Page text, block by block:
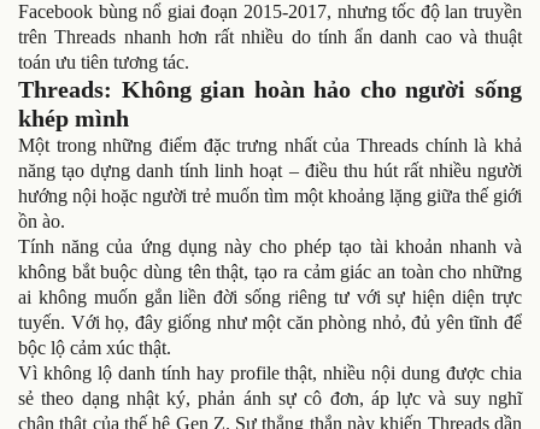
Facebook bùng nổ giai đoạn 2015-2017, nhưng tốc độ lan truyền
trên Threads nhanh hơn rất nhiều do tính ẩn danh cao và thuật
toán ưu tiên tương tác.
Threads: Không gian hoàn hảo cho người sống
khép mình
Một trong những điểm đặc trưng nhất của Threads chính là khả
năng tạo dựng danh tính linh hoạt – điều thu hút rất nhiều người
hướng nội hoặc người trẻ muốn tìm một khoảng lặng giữa thế giới
ồn ào.
Tính năng của ứng dụng này cho phép tạo tài khoản nhanh và
không bắt buộc dùng tên thật, tạo ra cảm giác an toàn cho những
ai không muốn gắn liền đời sống riêng tư với sự hiện diện trực
tuyến. Với họ, đây giống như một căn phòng nhỏ, đủ yên tĩnh để
bộc lộ cảm xúc thật.
Vì không lộ danh tính hay profile thật, nhiều nội dung được chia
sẻ theo dạng nhật ký, phản ánh sự cô đơn, áp lực và suy nghĩ
chân thật của thế hệ Gen Z. Sự thẳng thắn này khiến Threads dần